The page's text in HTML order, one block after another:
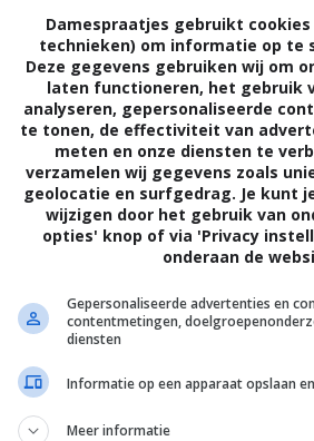
leuks vertel over mijn
over die van hem te
opschepper
zwaar aan moet tillen. “Gun
eigenonzekerheidzo te
kleiner begint te
niets voorstellen.
we straks gewoon weer
meer in die gigantische
Damespraatjes gebruikt
technieken) om informatie op te
Deze gegevens gebruiken wij om
laten functioneren, het gebruik
analyseren, gepersonaliseerde
te tonen, de effectiviteit van
meten en onze diensten te
verzamelen wij gegevens zoals
geolocatie en surfgedrag. Je kunt
wijzigen door het gebruik van
opties' knop of via 'Privacy
onderaan de
Gepersonaliseerde advertenties en
contentmetingen,
diensten
Informatie op een apparaat opslaan
Meer informatie